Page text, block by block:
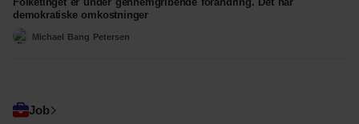
demokratiske omkostninger
Michael Bang Petersen
Job